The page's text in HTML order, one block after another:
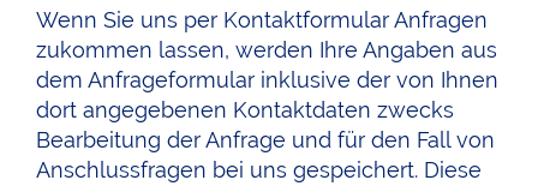
Wenn Sie uns per Kontaktformular Anfragen
zukommen lassen, werden Ihre Angaben aus
dem Anfrageformular inklusive der von Ihnen
dort angegebenen Kontaktdaten zwecks
Bearbeitung der Anfrage und für den Fall von
Anschlussfragen bei uns gespeichert. Diese